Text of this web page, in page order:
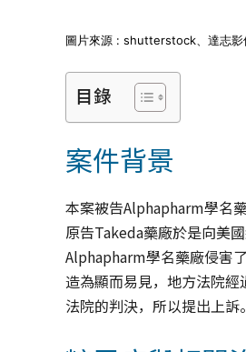
圖片來源 : shutterstock、達志影
目錄
案件背景
本案被告Alphapharm學名
原告Takeda藥廠於是向美
Alphapharm學名藥廠侵害
造為顯而易見，地方法院
法院的判決，所以提出上訴。